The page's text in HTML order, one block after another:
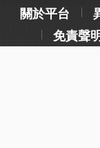
關於平台
免責聲